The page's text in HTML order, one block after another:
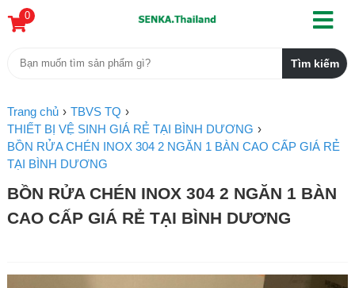
0
Trang chủ
TBVS TQ
THIẾT BỊ VỆ SINH GIÁ RẺ TẠI BÌNH DƯƠNG
BỒN RỬA CHÉN INOX 304 2 NGĂN 1 BÀN CAO CẤP GIÁ RẺ
TẠI BÌNH DƯƠNG
BỒN RỬA CHÉN INOX 304 2 NGĂN 1 BÀN
CAO CẤP GIÁ RẺ TẠI BÌNH DƯƠNG